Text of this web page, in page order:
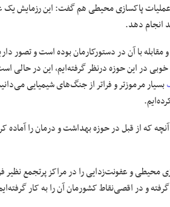
عملیات پاکسازی محیطی هم گفت: این رزمایش
انجام دهد.
با آن در دستورکارمان بوده است و تصور
در این حوزه درنظر گرفته‌ایم، این در حالی
بسیار مرموزتر و فراتر از جنگ‌های شیمیایی
که از قبل در حوزه بهداشت و درمان را آماده
و عفونت‌زدایی را در مراکز پرتجمع نظیر
و در اقصی‌نقاط کشورمان آن را به کار